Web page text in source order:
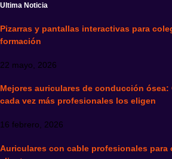
Ultima Noticia
Pizarras y pantallas interactivas para
formación
22 mayo, 2026
Mejores auriculares de conducción ósea:
cada vez más profesionales los eligen
16 febrero, 2026
Auriculares con cable profesionales para